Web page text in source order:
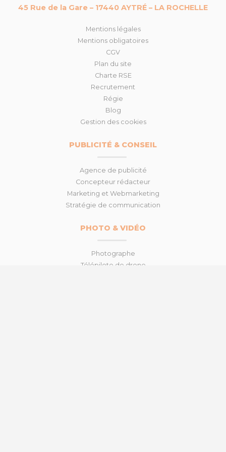
45 Rue de la Gare – 17440 AYTRÉ – LA ROCHELLE
Mentions légales
Mentions obligatoires
CGV
Plan du site
Charte RSE
Recrutement
Régie
Blog
Gestion des cookies
PUBLICITÉ & CONSEIL
Agence de publicité
Concepteur rédacteur
Marketing et Webmarketing
Stratégie de communication
PHOTO & VIDÉO
Photographe
Télépilote de drone